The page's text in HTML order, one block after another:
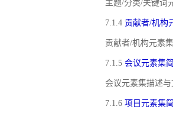
主题/分类/关键词
7.1.4 贡献者/机构
贡献者/机构元素
7.1.5 会议元素集
会议元素集描述
7.1.6 项目元素集